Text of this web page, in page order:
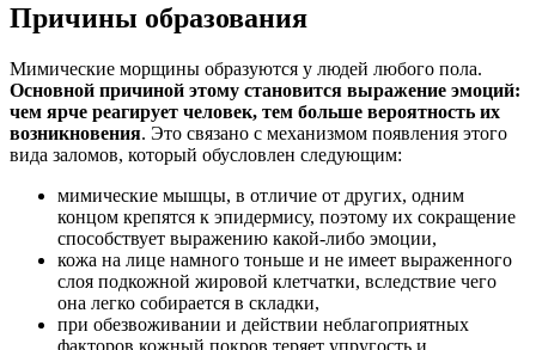
Причины образования
Мимические морщины образуются у людей любого пола.
Основной причиной этому становится выражение эмоций:
чем ярче реагирует человек, тем больше вероятность их
возникновения. Это связано с механизмом появления этого
вида заломов, который обусловлен следующим:
мимические мышцы, в отличие от других, одним
концом крепятся к эпидермису, поэтому их сокращение
способствует выражению какой-либо эмоции,
кожа на лице намного тоньше и не имеет выраженного
слоя подкожной жировой клетчатки, вследствие чего
она легко собирается в складки,
при обезвоживании и действии неблагоприятных
факторов кожный покров теряет упругость и